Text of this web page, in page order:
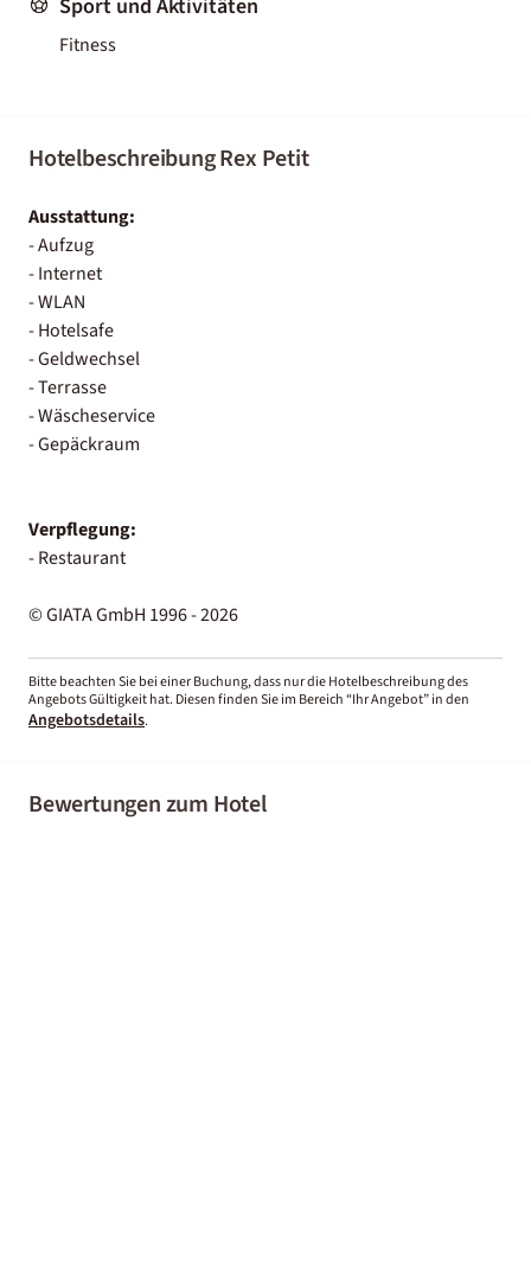
Sport und Aktivitäten
Fitness
Hotelbeschreibung Rex Petit
Ausstattung:
- Aufzug
- Internet
- WLAN
- Hotelsafe
- Geldwechsel
- Terrasse
- Wäscheservice
- Gepäckraum
Verpflegung:
- Restaurant
© GIATA GmbH 1996 - 2026
Bitte beachten Sie bei einer Buchung, dass nur die Hotelbeschreibung des
Angebots Gültigkeit hat. Diesen finden Sie im Bereich “Ihr Angebot” in den
Angebotsdetails.
Bewertungen zum Hotel